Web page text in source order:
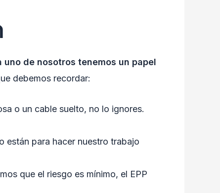
uno de nosotros tenemos un papel
debemos recordar:
o un cable suelto, no lo ignores.
están para hacer nuestro trabajo
que el riesgo es mínimo, el EPP